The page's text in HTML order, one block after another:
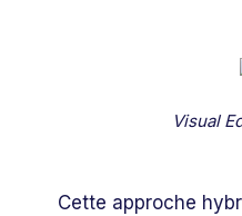
Visual
Cette approche